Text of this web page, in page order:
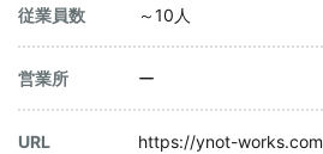
従業員数 ～10人
営業所 ー
URL https://ynot-works.com